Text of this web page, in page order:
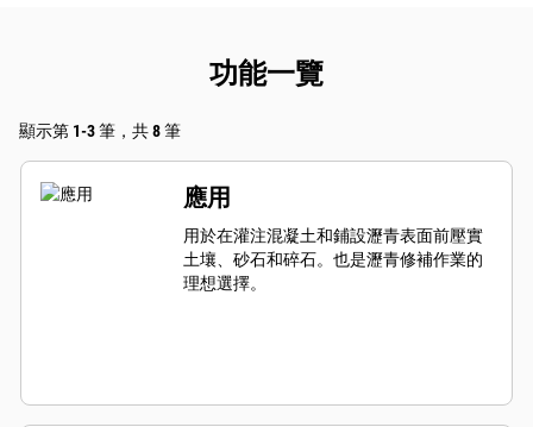
功能一覽
顯示第 1-3 筆，共 8 筆
應用
用於在灌注混凝土和鋪設瀝青表面前壓實
土壤、砂石和碎石。也是瀝青修補作業的
理想選擇。